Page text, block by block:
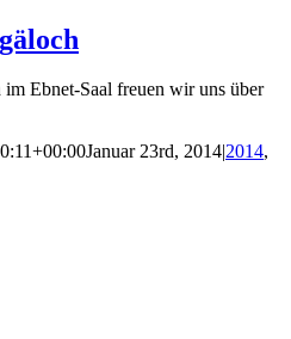
Ebnet-Saal freuen wir uns über
Januar 23rd, 2014|2014,